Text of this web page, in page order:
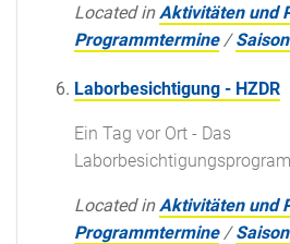
Located in Aktivitäten und
Programmtermine /
Laborbesichtigung - HZDR
Ein Tag vor Ort - Das
Located in Aktivitäten und
Programmtermine /